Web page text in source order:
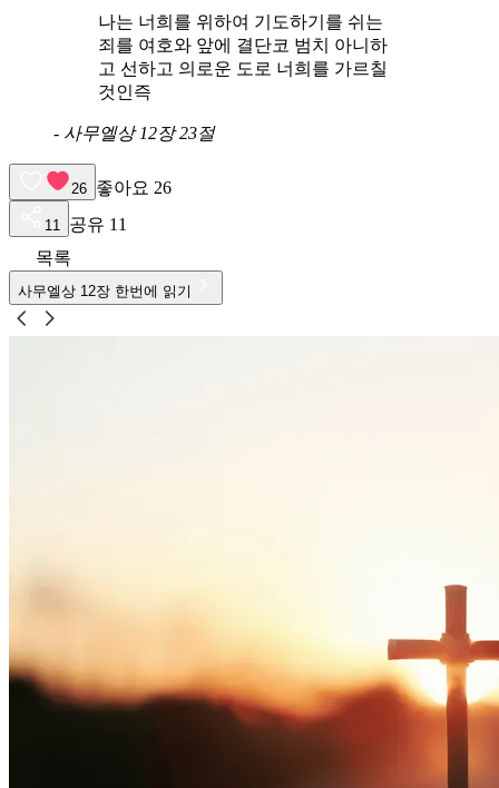
나는 너희를 위하여 기도하기를 쉬는
죄를 여호와 앞에 결단코 범치 아니하
고 선하고 의로운 도로 너희를 가르칠
것인즉
- 사무엘상 12장 23절
26 좋아요 26
11 공유 11
목록
사무엘상 12장 한번에 읽기